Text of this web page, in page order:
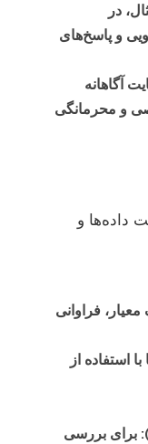
در
و پاسخ‌های
آگاهانه
و محرمانگی
داده‌ها و
معیار، فراوانی
استفاده از
✔️ رگرسیون (Regression): برای بررسی